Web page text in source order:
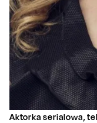
Aktorka serialowa,